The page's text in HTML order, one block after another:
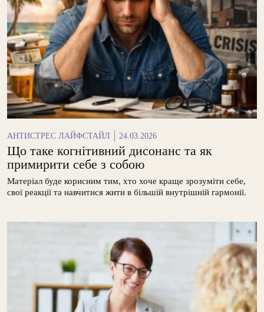
АНТИСТРЕС ЛАЙФСТАЙЛ 24.03.2026
Що таке когнітивний дисонанс та як
примирити себе з собою
Матеріал буде корисним тим, хто хоче краще зрозуміти себе,
свої реакції та навчитися жити в більшій внутрішній гармонії.